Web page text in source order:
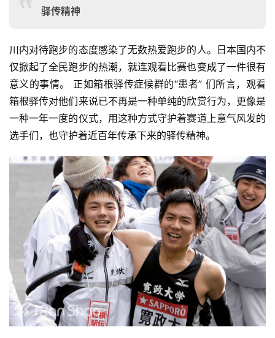
驿传精神
川内对待跑步的态度感染了无数热爱跑步的人。日本国内不
仅掀起了全民跑步的热潮，就连观看比赛也变成了一件很有
意义的事情。 正如箱根驿传症候群的“患者” 们所言，观看
箱根驿传对他们来说已不再是一种单纯的欣赏行为，更像是
一种一年一度的仪式，用这种方式守护着赛道上意气风发的
选手们，也守护着近百年传承下来的驿传精神。